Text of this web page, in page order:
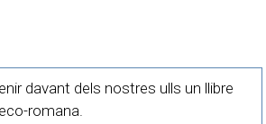
davant dels nostres ulls un llibre
romana.